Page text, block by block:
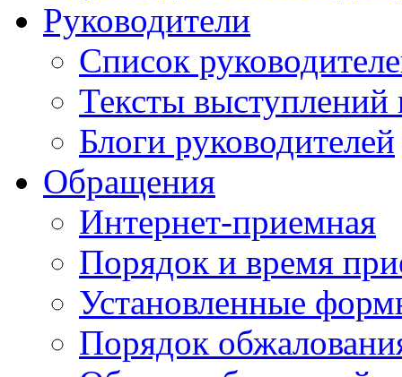
Руководители
Список
Тексты выступлений
Блоги руководителей
Обращения
Интернет-приемная
Порядок и время
Установленные
Порядок